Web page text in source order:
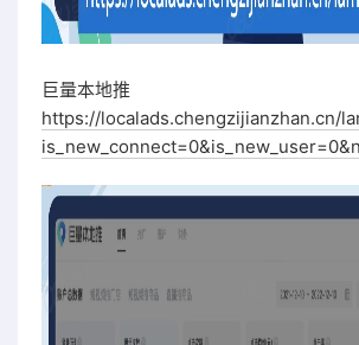
巨量本地推
https://localads.chengzijianzhan.cn/